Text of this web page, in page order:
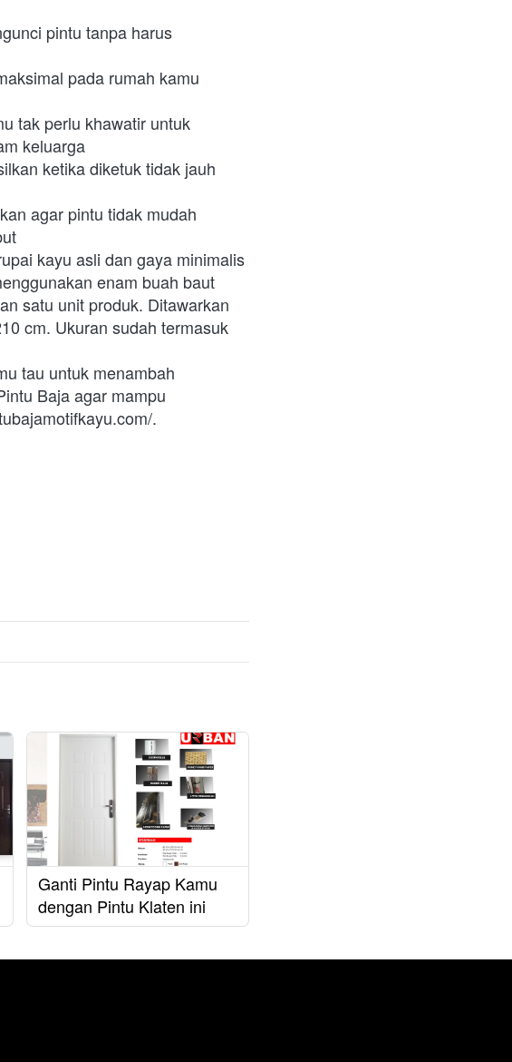
pintu tanpa harus
pada rumah kamu
tak perlu khawatir untuk
keluarga
kayu asli dan gaya minimalis
enam buah baut
satu unit produk. Ditawarkan
cm. Ukuran sudah termasuk
tau untuk menambah
Baja agar mampu
.
Ganti Pintu Rayap Kamu
dengan Pintu Klaten ini